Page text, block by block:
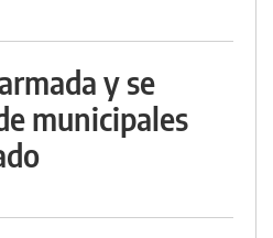
y se
municipales